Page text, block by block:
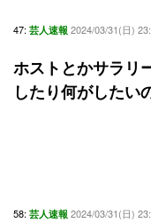
47: 芸人速報 2024/03/31(日)
ホストとかサラリ
したり何がしたい
58: 芸人速報 2024/03/31(日)